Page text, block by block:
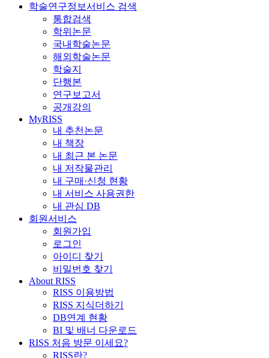
학술연구정보서비스 검색
통합검색
학위논문
국내학술논문
해외학술논문
학술지
단행본
연구보고서
공개강의
MyRISS
내 추천논문
내 책장
내 최근 본 논문
내 저작물관리
내 구매·신청 현황
내 서비스 사용권한
내 관심 DB
회원서비스
회원가입
로그인
아이디 찾기
비밀번호 찾기
About RISS
RISS 이용방법
RISS 지식더하기
DB연계 현황
BI 및 배너 다운로드
RISS 처음 방문 이세요?
RISS란?